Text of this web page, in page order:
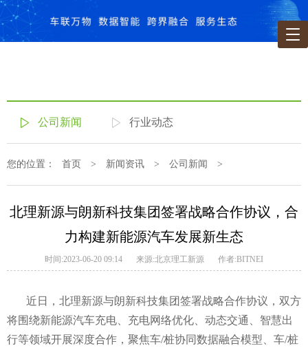
公司新闻 行业动态
您的位置： 首页 > 新闻资讯 > 公司新闻 >
北理新源与朗新科技集团签署战略合作协议，合
力构建新能源汽车发展新生态
时间:2023-06-20 09:14 来源:北京理工新源 作者:BITNEI
近日，北理新源与朗新科技集团签署战略合作协议，双方
将围绕新能源汽车充电、充电网络优化、动态交通、智慧出
行等领域开展深度合作，聚焦车/桩协同数据融合模型、车/桩